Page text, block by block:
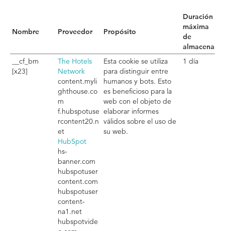
Nombre Proveedor Propósito
Duración
máxima
de
__cf_bm
[x23]
The Hotels
Network
content.myli
ghthouse.co
m
f.hubspotuse
rcontent20.n
et
HubSpot
hs-
banner.com
hubspotuser
content.com
hubspotuser
content-
na1.net
hubspotvide
Esta cookie se utiliza
para distinguir entre
humanos y bots. Esto
es beneficioso para la
web con el objeto de
elaborar informes
válidos sobre el uso de
su web.
1 día